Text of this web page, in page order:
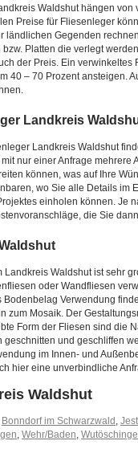
Waldshut hängen
Preise für Fliesenleger
ländlichen Gegenden
Platten die verlegt
der Preis. Ein
40 – 70 Prozent ansteigen.
Landkreis
Landkreis Waldshut
nur einer Anfrage
können, was auf Ihre
wo Sie alle Details
einholen können. Je
die Sie
Landkreis Waldshut ist sehr
oder Wandfliesen
Verwendung
zum Mosaik. Der
Form der Fliesen sind die
geschnitten und geschliffen
im Innen- und
hier eine unverbindliche
Waldshut
Bonndorf im Schwarzwald ,
, Wehr/Baden,